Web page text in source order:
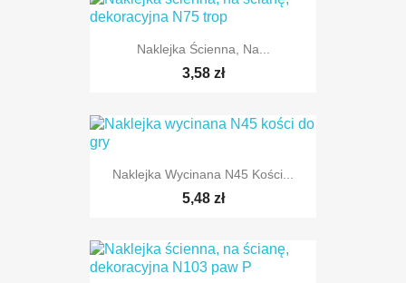
Naklejka Ścienna, Na...
3,58 zł
TYLKO ONLINE
Naklejka Wycinana N45 Kości...
5,48 zł